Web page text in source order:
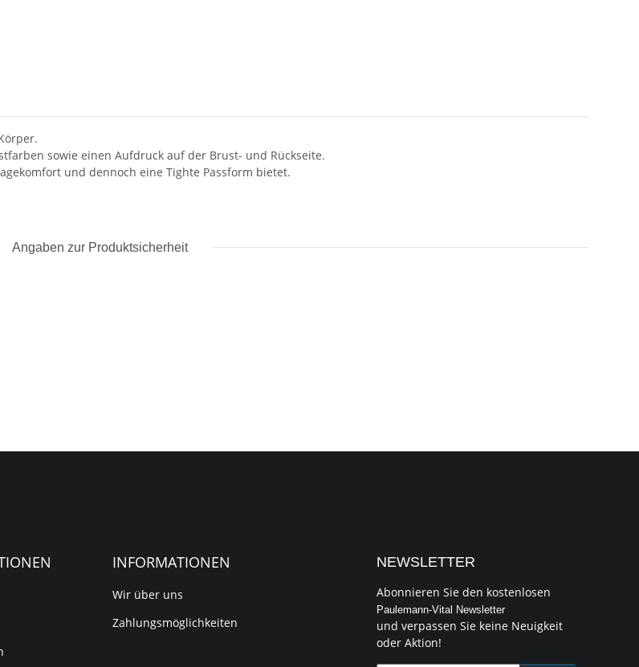
sowie einen Aufdruck auf der Brust- und Rückseite.
und dennoch eine Tighte Passform bietet.
Angaben zur Produktsicherheit
INFORMATIONEN
Wir über uns
Zahlungsmöglichkeiten
NEWSLETTER
Abonnieren Sie den kostenlosen
Paulemann-Vital Newsletter
und verpassen Sie keine Neuigkeit
oder Aktion!